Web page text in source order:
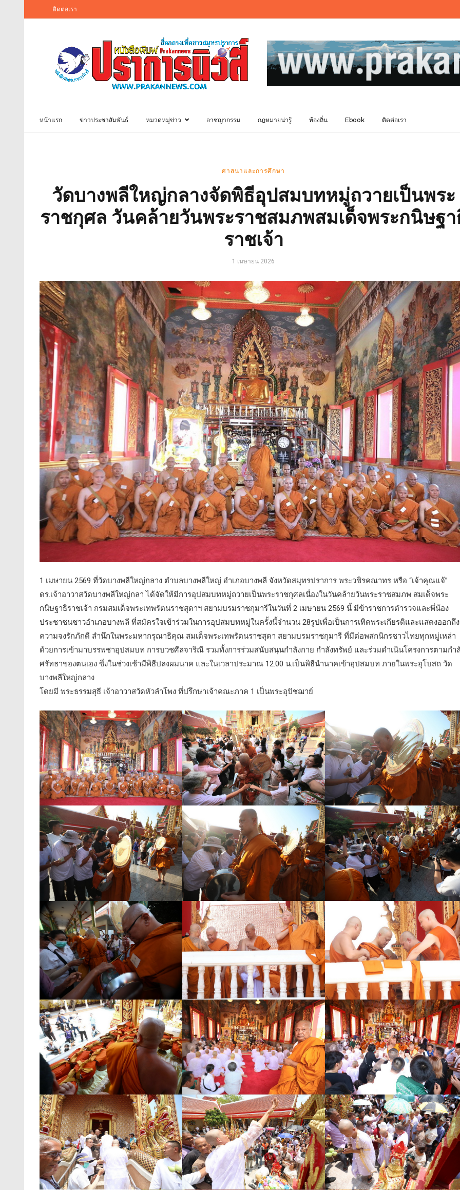
ติดต่อเรา
หน้าแรก ข่าวประชาสัมพันธ์ หมวดหมู่ข่าว อาชญากรรม กฎหมายน่ารู้ ท้องถิ่น Ebook ติดต่อเรา
ศาสนาและการศึกษา
วัดบางพลีใหญ่กลางจัดพิธีอุปสมบทหมู่ถวายเป็นพระ
ราชกุศล วันคล้ายวันพระราชสมภพสมเด็จพระกนิษฐ
ราชเจ้า
1 เมษายน 2026
1 เมษายน 2569 ที่วัดบางพลีใหญ่กลาง ตำบลบางพลีใหญ่ อำเภอบางพลี จังหวัดสมุทรปราการ พระวชิรคณาทร หรือ “เจ้าคุณแจ้”
ดร.เจ้าอาวาสวัดบางพลีใหญ่กลา ได้จัดให้มีการอุปสมบทหมู่ถวายเป็นพระราชกุศลเนื่องในวันคล้ายวันพระราชสมภพ สมเด็จพระ
กนิษฐาธิราชเจ้า กรมสมเด็จพระเทพรัตนราชสุดาฯ สยามบรมราชกุมารีในวันที่ 2 เมษายน 2569 นี้ มีข้าราชการตำรวจและพี่น้อง
ประชาชนชาวอำเภอบางพลี ที่สมัครใจเข้าร่วมในการอุปสมบทหมู่ในครั้งนี้จำนวน 28รูปเพื่อเป็นการเทิดพระเกียรติและแสดงออกถึง
ความจงรักภักดี สำนึกในพระมหากรุณาธิคุณ สมเด็จพระเทพรัตนราชสุดา สยามบรมราชกุมารี ที่มีต่อพสกนิกรชาวไทยทุกหมู่เหล่า
ด้วยการเข้ามาบรรพชาอุปสมบท การบวชศีลจาริณี รวมทั้งการร่วมสนับสนุนกำลังกาย กำลังทรัพย์ และร่วมดำเนินโครงการตามกำ
ศรัทธาของตนเอง ซึ่งในช่วงเช้ามีพิธีปลงผมนาค และในเวลาประมาณ 12.00 น.เป็นพิธีนำนาคเข้าอุปสมบท ภายในพระอุโบสถ วัด
บางพลีใหญ่กลาง
โดยมี พระธรรมสุธี เจ้าอาวาสวัดหัวลำโพง ที่ปรึกษาเจ้าคณะภาค 1 เป็นพระอุปัชฌาย์